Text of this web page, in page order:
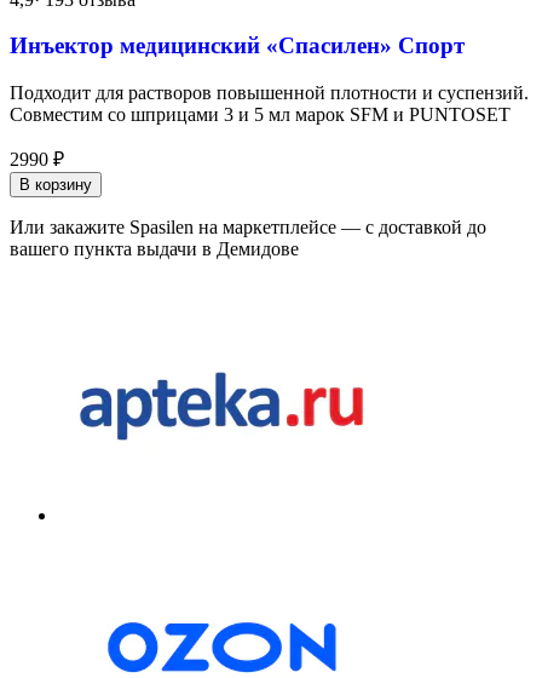
Инъектор медицинский «Спасилен» Спорт
Подходит для растворов повышенной плотности и суспензий.
Совместим со шприцами 3 и 5 мл марок SFM и PUNTOSET
2990 ₽
В корзину
Или закажите Spasilen на маркетплейсе — с доставкой до
вашего пункта выдачи в Демидове